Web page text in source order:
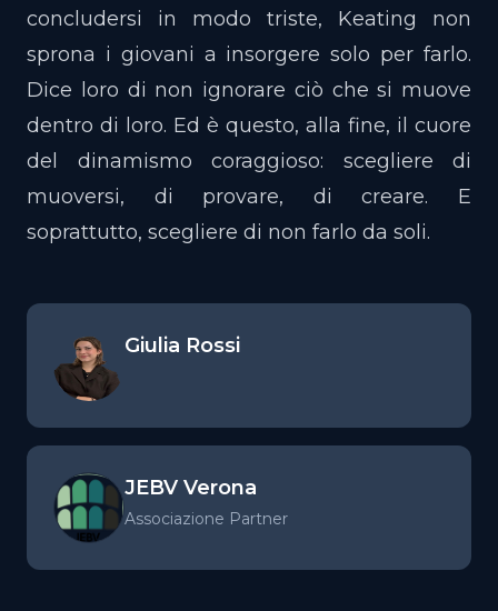
concludersi in modo triste, Keating non
sprona i giovani a insorgere solo per farlo.
Dice loro di non ignorare ciò che si muove
dentro di loro. Ed è questo, alla fine, il cuore
del dinamismo coraggioso: scegliere di
muoversi, di provare, di creare. E
soprattutto, scegliere di non farlo da soli.
Giulia Rossi
JEBV Verona
Associazione Partner